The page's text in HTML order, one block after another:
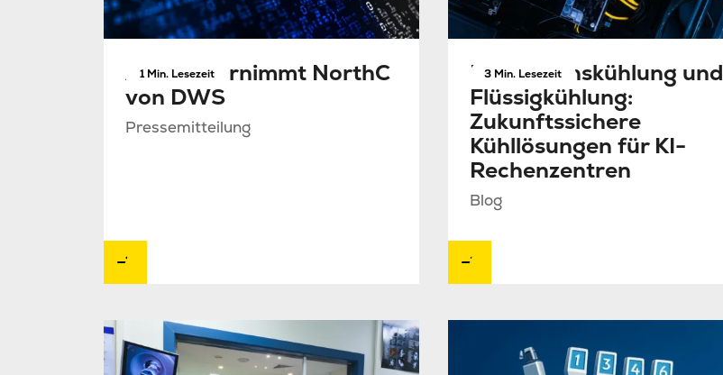
1 Min. Lesezeit
Antin übernimmt NorthC
von DWS
Pressemitteilung
3 Min. Lesezeit
Immersionskühlung und
Flüssigkühlung:
Zukunftssichere
Kühllösungen für KI-
Rechenzentren
Blog